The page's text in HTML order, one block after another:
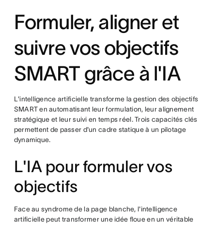
Formuler, aligner et
suivre vos objectifs
SMART grâce à l'IA
L'intelligence artificielle transforme la gestion des objectifs
SMART en automatisant leur formulation, leur alignement
stratégique et leur suivi en temps réel. Trois capacités clés
permettent de passer d'un cadre statique à un pilotage
dynamique.
L'IA pour formuler vos
objectifs
Face au syndrome de la page blanche, l'intelligence
artificielle peut transformer une idée floue en un véritable